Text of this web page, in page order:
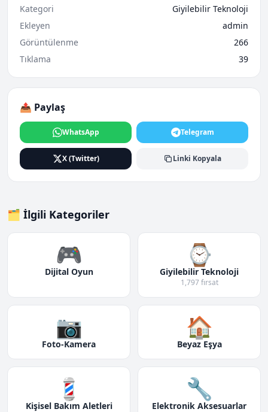
Kategori
Giyilebilir Teknoloji
Ekleyen
admin
Görüntülenme
266
Tıklama
39
📤 Paylaş
WhatsApp Telegram
X (Twitter) Linki Kopyala
🗂️ İlgili Kategoriler
🎮
Dijital Oyun
⌚
Giyilebilir Teknoloji
1,797 fırsat
📷
Foto-Kamera
🏠
Beyaz Eşya
💈
Kişisel Bakım Aletleri
🔧
Elektronik Aksesuarlar